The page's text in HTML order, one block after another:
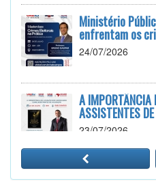
Ministério
enfrentam os
24/07/2026
A IMPORTÂNCIA
ASSISTENTES
23/07/2026
PALESTRAS: